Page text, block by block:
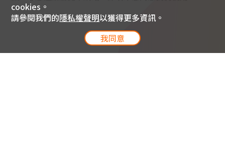
cookies。
請參閱我們的隱私權聲明以獲得更多資訊。
我同意